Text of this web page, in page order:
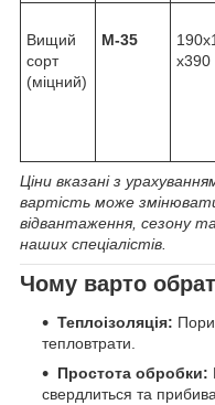
Вищий
сорт
(міцний)
М-35
х390
Ціни вказані з
вартість може
відвантаження, сезону
наших спеціалістів.
Чому варто
Теплоізоляція:
тепловтрати.
Простота обробки:
свердлиться та